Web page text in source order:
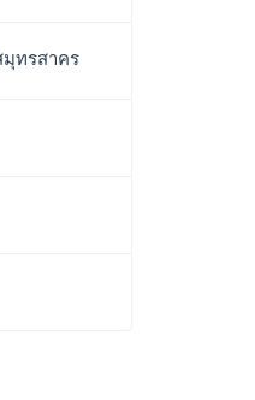
มุทรสาคร